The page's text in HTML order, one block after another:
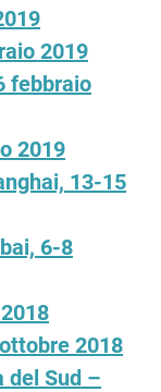
2019
febbraio
2019
13-15
6-8
2018
del Sud –